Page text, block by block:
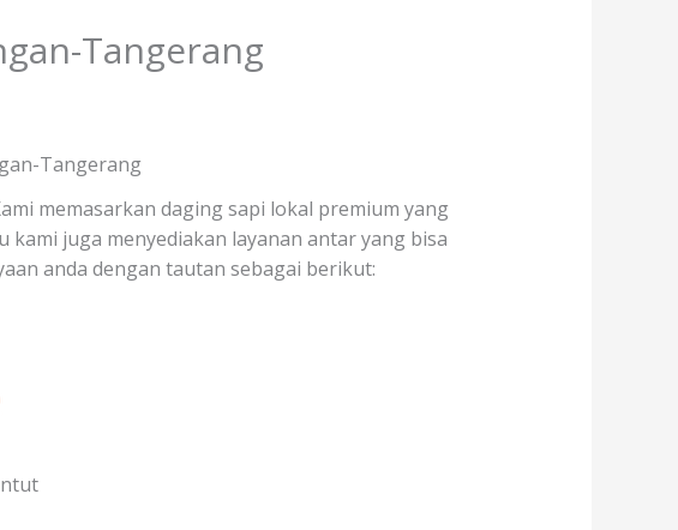
Tangerang
Tangerang
memasarkan daging sapi lokal premium yang
juga menyediakan layanan antar yang bisa
anda dengan tautan sebagai berikut: